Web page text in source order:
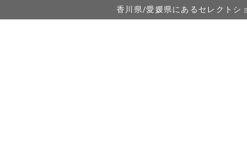
香川県/愛媛県にあるセレクト